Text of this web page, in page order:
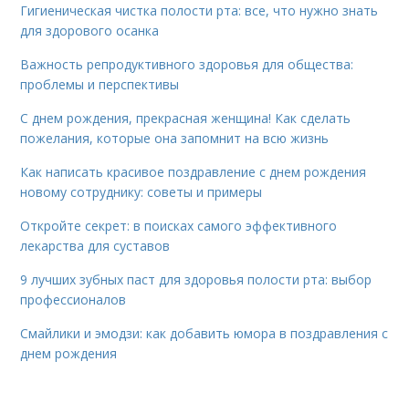
Гигиеническая чистка полости рта: все, что нужно знать
для здорового осанка
Важность репродуктивного здоровья для общества:
проблемы и перспективы
С днем рождения, прекрасная женщина! Как сделать
пожелания, которые она запомнит на всю жизнь
Как написать красивое поздравление с днем рождения
новому сотруднику: советы и примеры
Откройте секрет: в поисках самого эффективного
лекарства для суставов
9 лучших зубных паст для здоровья полости рта: выбор
профессионалов
Смайлики и эмодзи: как добавить юмора в поздравления с
днем рождения